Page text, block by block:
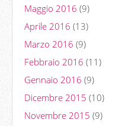
Maggio 2016 (9)
Aprile 2016 (13)
Marzo 2016 (9)
Febbraio 2016 (11)
Gennaio 2016 (9)
Dicembre 2015 (10)
Novembre 2015 (9)